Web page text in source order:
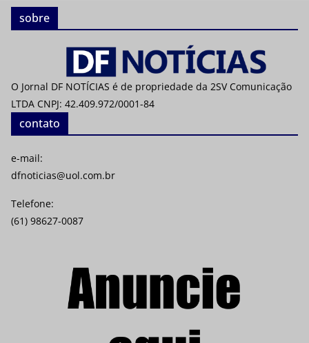
sobre
O Jornal DF NOTÍCIAS é de propriedade da 2SV Comunicação
LTDA CNPJ: 42.409.972/0001-84
contato
e-mail:
dfnoticias@uol.com.br
Telefone:
(61) 98627-0087